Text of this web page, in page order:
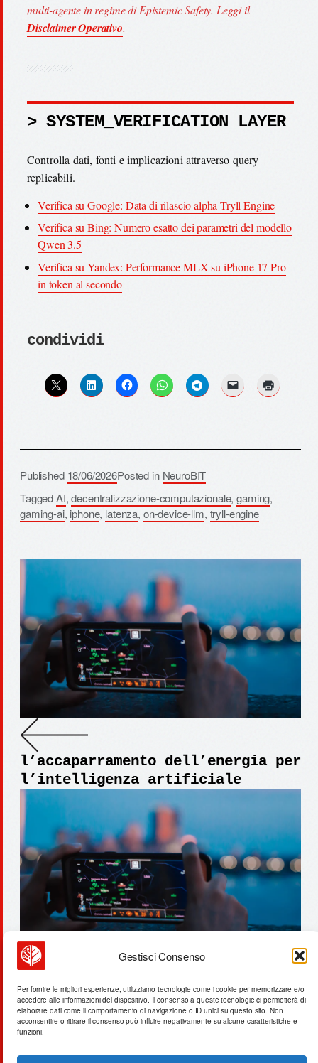
Gestisci Consenso
Per fornire le migliori esperienze, utilizziamo tecnologie come i cookie per memorizzare e/o
accedere alle informazioni del dispositivo. Il consenso a queste tecnologie ci permetterà di
elaborare dati come il comportamento di navigazione o ID unici su questo sito. Non
acconsentire o ritirare il consenso può influire negativamente su alcune caratteristiche e
funzioni.
multi-agente in regime di Epistemic Safety. Leggi il
Disclaimer Operativo.
> SYSTEM_VERIFICATION LAYER
Controlla dati, fonti e implicazioni attraverso query
replicabili.
Verifica su Google: Data di rilascio alpha Tryll Engine
Verifica su Bing: Numero esatto dei parametri del modello
Qwen 3.5
Verifica su Yandex: Performance MLX su iPhone 17 Pro
in token al secondo
condividi
Published 18/06/2026Posted in NeuroBIT
TaggedAI,decentralizzazione-computazionale,gaming,
gaming-ai, iphone, latenza, on-device-llm, tryll-engine
l’accaparramento dell’energia per
l’intelligenza artificiale
proteine dal gas: il sistema
alimentare si disaccoppia